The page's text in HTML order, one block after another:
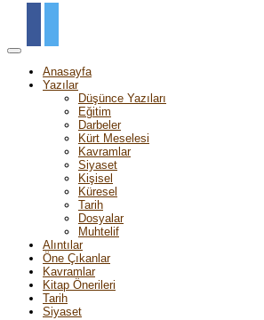
Anasayfa
Yazılar
Düşünce Yazıları
Eğitim
Darbeler
Kürt Meselesi
Kavramlar
Siyaset
Kişisel
Küresel
Tarih
Dosyalar
Muhtelif
Alıntılar
Öne Çıkanlar
Kavramlar
Kitap Önerileri
Tarih
Siyaset